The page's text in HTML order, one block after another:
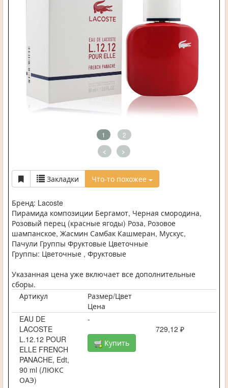
1 2
< >
Закладки Что-то похожее
Бренд: Lacoste
Пирамида композиции Бергамот, Черная смородина,
Розовый перец (красные ягоды) Роза, Розовое
шампанское, Жасмин Самбак Кашмеран, Мускус,
Пачули Группы Фруктовые Цветочные
Группы: Цветочные , Фруктовые
Указанная цена уже включает все дополнительные
сборы.
Артикул
Размер/Цвет
Цена
EAU DE
LACOSTE
L.12.12 POUR
ELLE FRENCH
PANACHE, Edt,
90 ml (ЛЮКС
ОАЭ)
-
729,12 ₽
Купить